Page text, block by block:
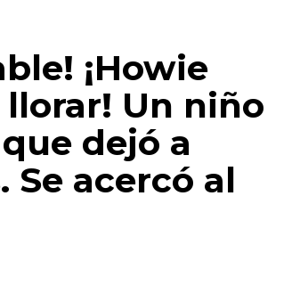
¡Howie
Un niño
dejó a
Se acercó al